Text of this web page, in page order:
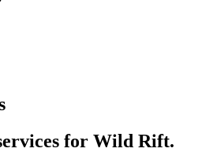
for Wild Rift.